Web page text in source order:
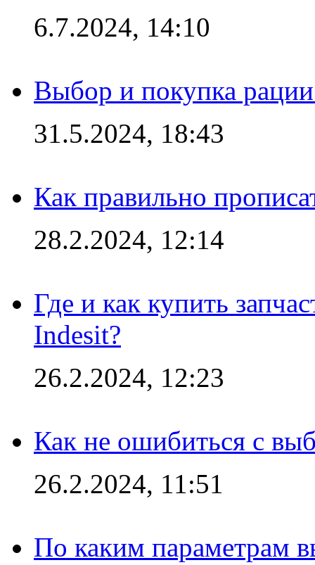
6.7.2024, 14:10
Выбор и покупка
31.5.2024, 18:43
Как правильно
28.2.2024, 12:14
Где и как купить
Indesit?
26.2.2024, 12:23
Как не ошибиться с
26.2.2024, 11:51
По каким параметрам